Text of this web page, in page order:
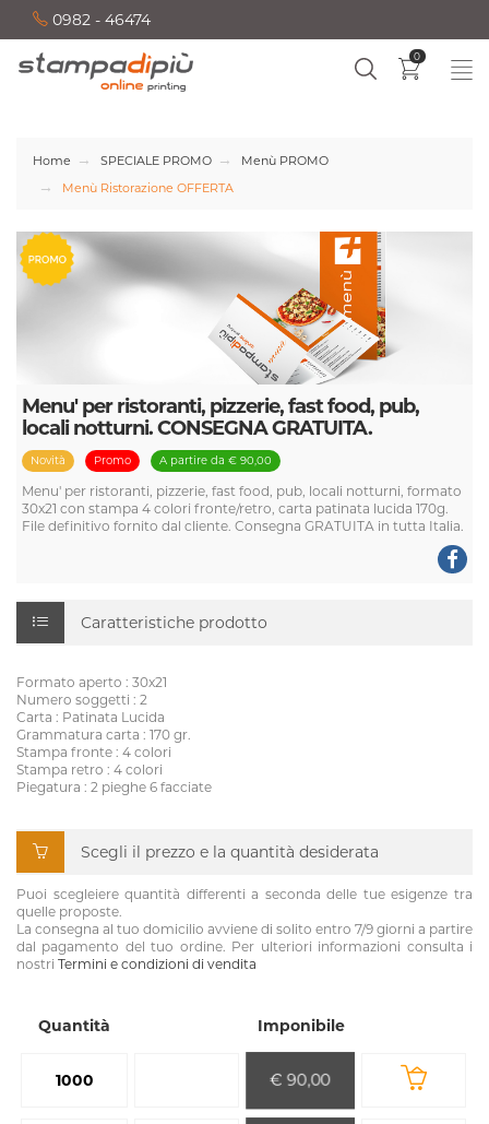
0982 - 46474
0
Home SPECIALE PROMO
Menù PROMO
Menù Ristorazione OFFERTA
Menu' per ristoranti, pizzerie, fast food, pub,
locali notturni. CONSEGNA GRATUITA.
Novità Promo A partire da € 90,00
Menu' per ristoranti, pizzerie, fast food, pub, locali notturni, formato
30x21 con stampa 4 colori fronte/retro, carta patinata lucida 170g.
File definitivo fornito dal cliente. Consegna GRATUITA in tutta Italia.
Caratteristiche prodotto
Formato aperto : 30x21
Numero soggetti : 2
Carta : Patinata Lucida
Grammatura carta : 170 gr.
Stampa fronte : 4 colori
Stampa retro : 4 colori
Piegatura : 2 pieghe 6 facciate
Scegli il prezzo e la quantità desiderata
Puoi scegleiere quantità differenti a seconda delle tue esigenze tra
quelle proposte.
La consegna al tuo domicilio avviene di solito entro 7/9 giorni a partire
dal pagamento del tuo ordine. Per ulteriori informazioni consulta i
nostri Termini e condizioni di vendita
Quantità Imponibile
1000 € 90,00